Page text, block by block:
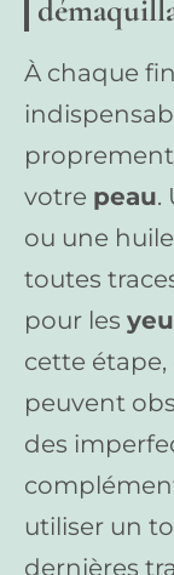
À chaque
votre peau.
ou une
toutes
pour les
cette étape,
peuvent
des
utiliser un
dernières